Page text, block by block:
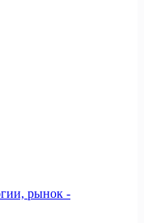
рынок -